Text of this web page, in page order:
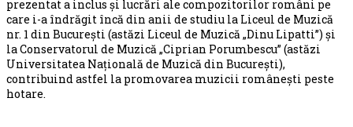
prezentat a inclus și lucrări ale compozitorilor români pe
care i-a îndrăgit încă din anii de studiu la Liceul de Muzică
nr. 1 din București (astăzi Liceul de Muzică „Dinu Lipatti”) și
la Conservatorul de Muzică „Ciprian Porumbescu” (astăzi
Universitatea Națională de Muzică din București),
contribuind astfel la promovarea muzicii românești peste
hotare.